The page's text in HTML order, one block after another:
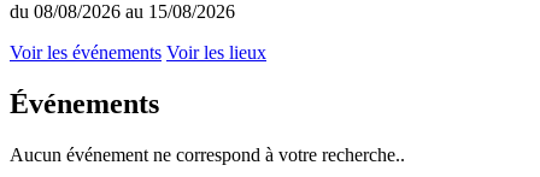
du 08/08/2026 au 15/08/2026
Voir les événements Voir les lieux
Événements
Aucun événement ne correspond à votre recherche..